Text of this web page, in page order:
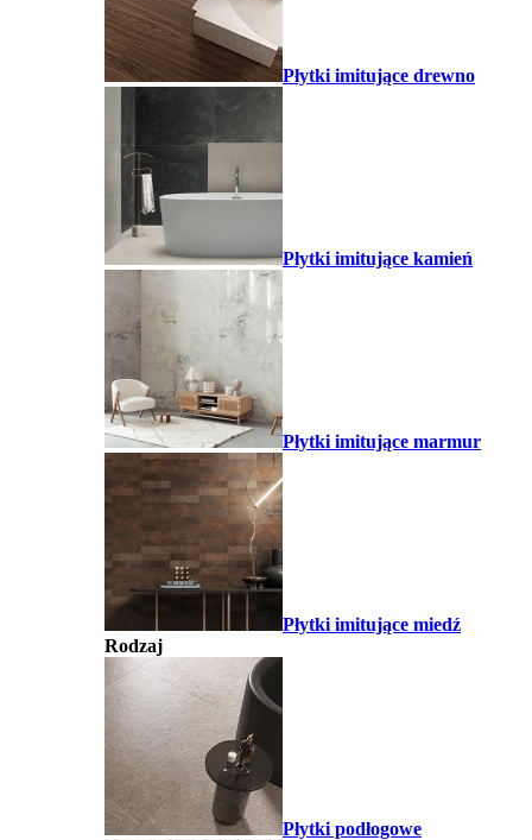
Płytki imitujące drewno
Płytki imitujące kamień
Płytki imitujące marmur
Płytki imitujące miedź
Rodzaj
Płytki podłogowe